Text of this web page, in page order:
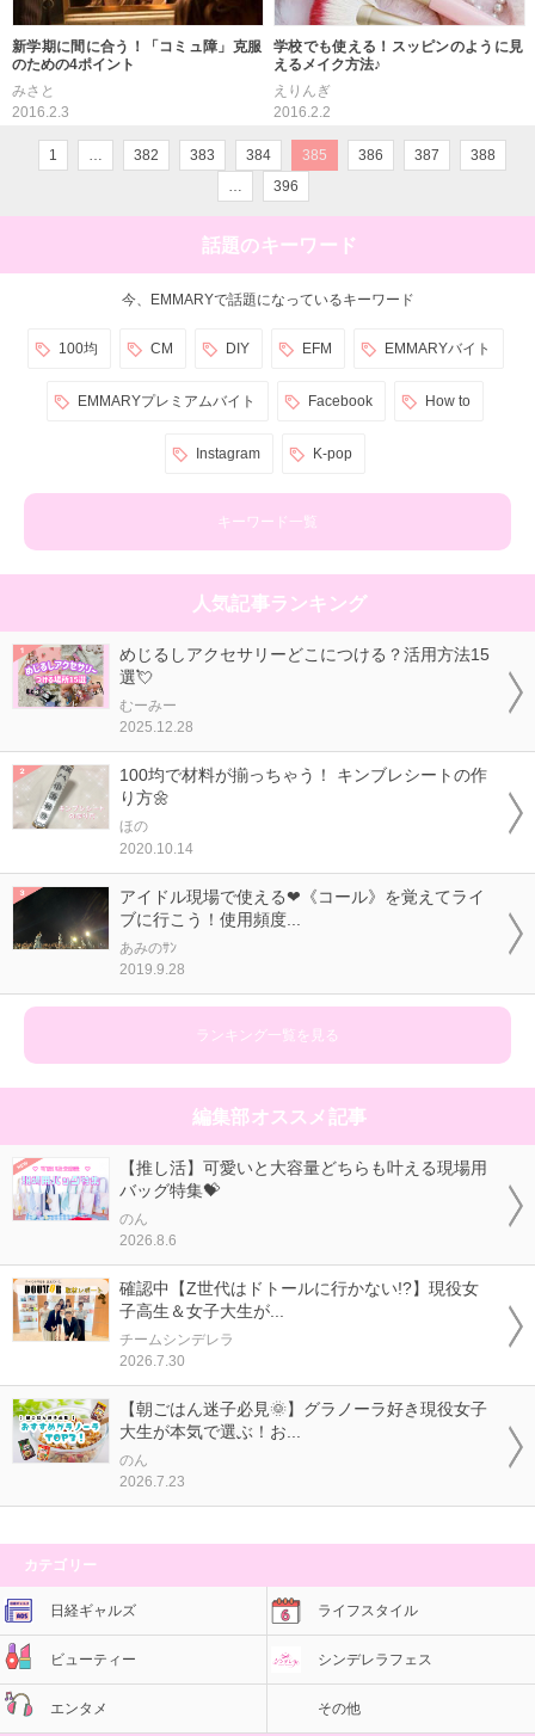
新学期に間に合う！「コミュ障」克服
のための4ポイント
みさと
2016.2.3
学校でも使える！スッピンのように見
えるメイク方法♪
えりんぎ
2016.2.2
1 … 382 383 384 385 386 387
388
…
396
話題のキーワード
今、EMMARYで話題になっているキーワード
100均 CM DIY EFM EMMARYバイト
EMMARYプレミアムバイト Facebook How to
Instagram K-pop
キーワード一覧
人気記事ランキング
めじるしアクセサリーどこにつける？活用方法15
選💘
むーみー
2025.12.28
100均で材料が揃っちゃう！ キンブレシートの作
り方🌼
ほの
2020.10.14
アイドル現場で使える❤《コール》を覚えてライ
ブに行こう！使用頻度...
あみのｻﾝ
2019.9.28
ランキング一覧を見る
編集部オススメ記事
【推し活】可愛いと大容量どちらも叶える現場用
バッグ特集💝
のん
2026.8.6
確認中【Z世代はドトールに行かない!?】現役女
子高生＆女子大生が...
チームシンデレラ
2026.7.30
【朝ごはん迷子必見🌞】グラノーラ好き現役女子
大生が本気で選ぶ！お...
のん
2026.7.23
カテゴリー
日経ギャルズ ライフスタイル
ビューティー シンデレラフェス
エンタメ その他